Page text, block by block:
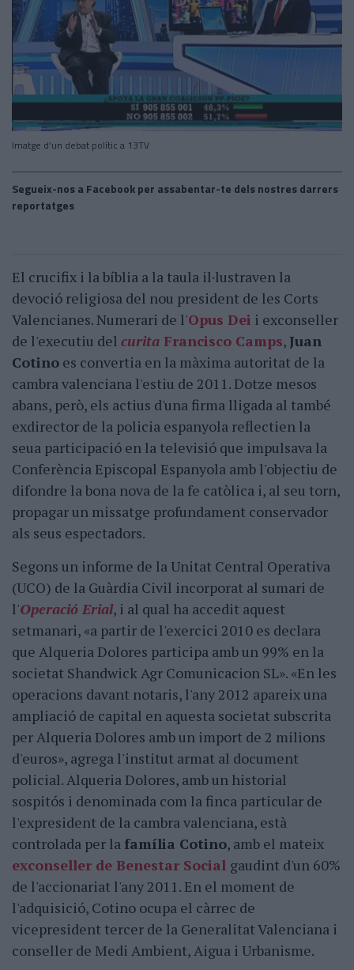
Imatge d'un debat polític a 13TV
Segueix-nos a Facebook per assabentar-te dels nostres darrers
reportatges
El crucifix i la bíblia a la taula il·lustraven la
devoció religiosa del nou president de les Corts
Valencianes. Numerari de l'Opus Dei i exconseller
de l'executiu del curita Francisco Camps,Juan
Cotino es convertia en la màxima autoritat de la
cambra valenciana l'estiu de 2011. Dotze mesos
abans, però, els actius d'una firma lligada al també
exdirector de la policia espanyola reflectien la
seua participació en la televisió que impulsava la
Conferència Episcopal Espanyola amb l'objectiu de
difondre la bona nova de la fe catòlica i, al seu torn,
propagar un missatge profundament conservador
als seus espectadors.
Segons un informe de la Unitat Central Operativa
(UCO) de la Guàrdia Civil incorporat al sumari de
l'Operació Erial, i al qual ha accedit aquest
setmanari, «a partir de l'exercici 2010 es declara
que Alqueria Dolores participa amb un 99% en la
societat Shandwick Agr Comunicacion SL». «En les
operacions davant notaris, l'any 2012 apareix una
ampliació de capital en aquesta societat subscrita
per Alqueria Dolores amb un import de 2 milions
d'euros», agrega l'institut armat al document
policial. Alqueria Dolores, amb un historial
sospitós i denominada com la finca particular de
l'expresident de la cambra valenciana, està
controlada per la família Cotino, amb el mateix
exconseller de Benestar Social gaudint d'un 60%
de l'accionariat l'any 2011. En el moment de
l'adquisició, Cotino ocupa el càrrec de
vicepresident tercer de la Generalitat Valenciana i
conseller de Medi Ambient, Aigua i Urbanisme.